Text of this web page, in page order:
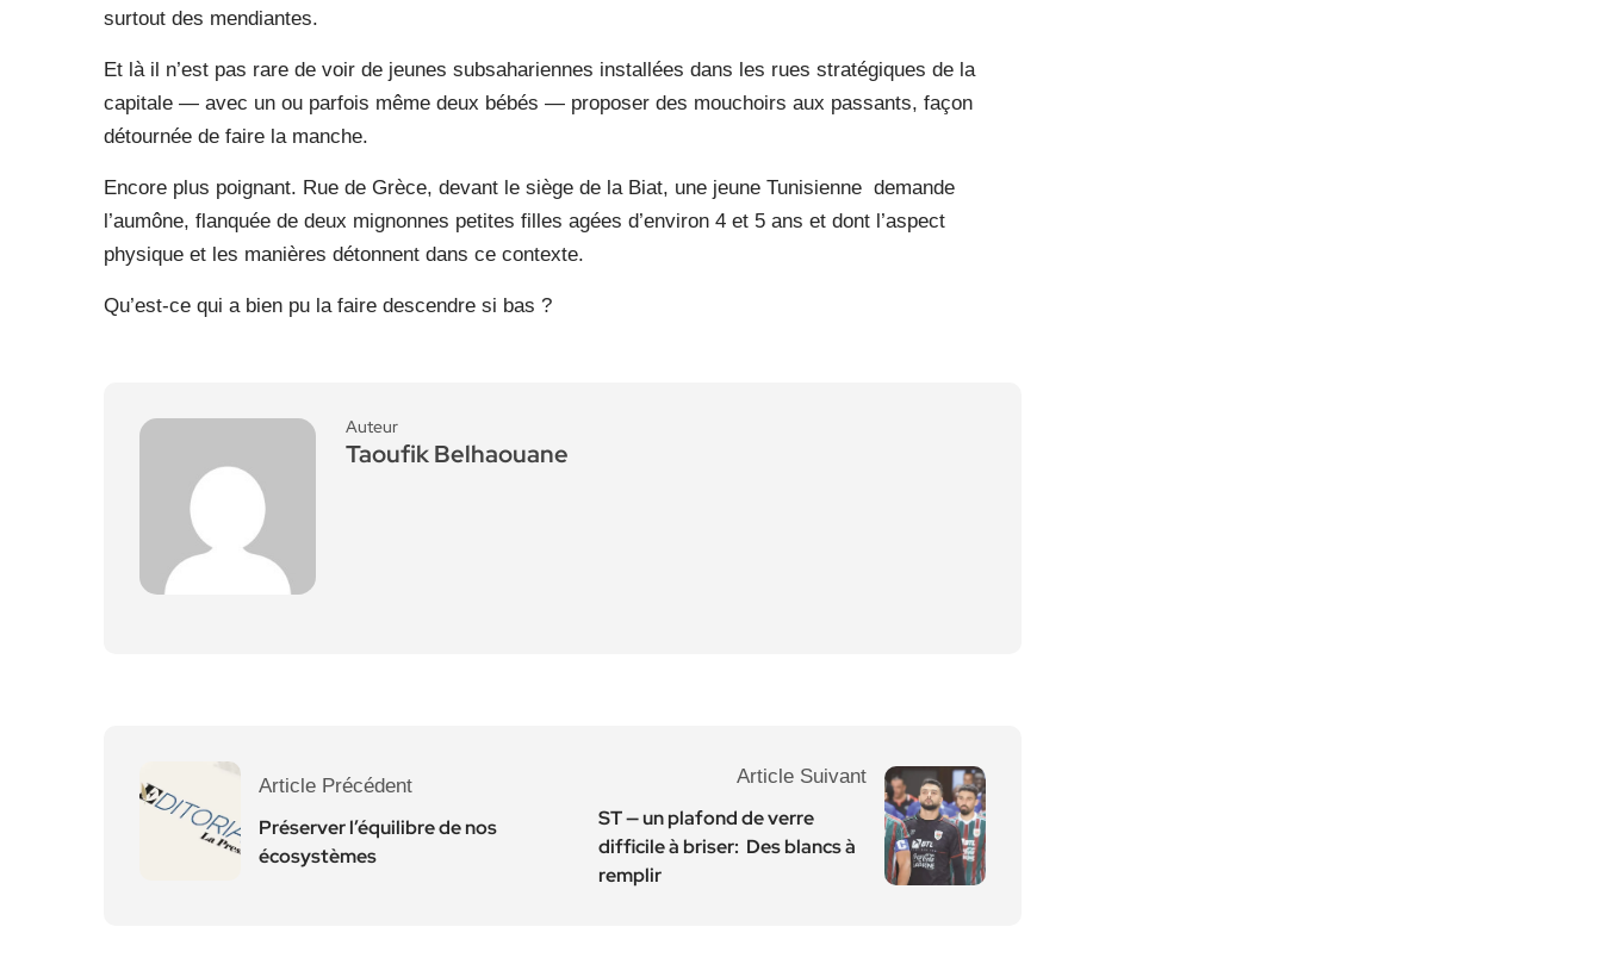
surtout des mendiantes.
Et là il n’est pas rare de voir de jeunes subsahariennes installées dans les rues stratégiques de la
capitale — avec un ou parfois même deux bébés — proposer des mouchoirs aux passants, façon
détournée de faire la manche.
Encore plus poignant. Rue de Grèce, devant le siège de la Biat, une jeune Tunisienne demande
l’aumône, flanquée de deux mignonnes petites filles agées d’environ 4 et 5 ans et dont l’aspect
physique et les manières détonnent dans ce contexte.
Qu’est-ce qui a bien pu la faire descendre si bas ?
Auteur
Taoufik Belhaouane
Article Précédent
Préserver l’équilibre de nos
écosystèmes
Article Suivant
ST — un plafond de verre
difficile à briser: Des blancs à
remplir